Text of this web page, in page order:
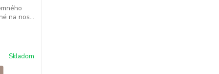
na nos...
Skladom